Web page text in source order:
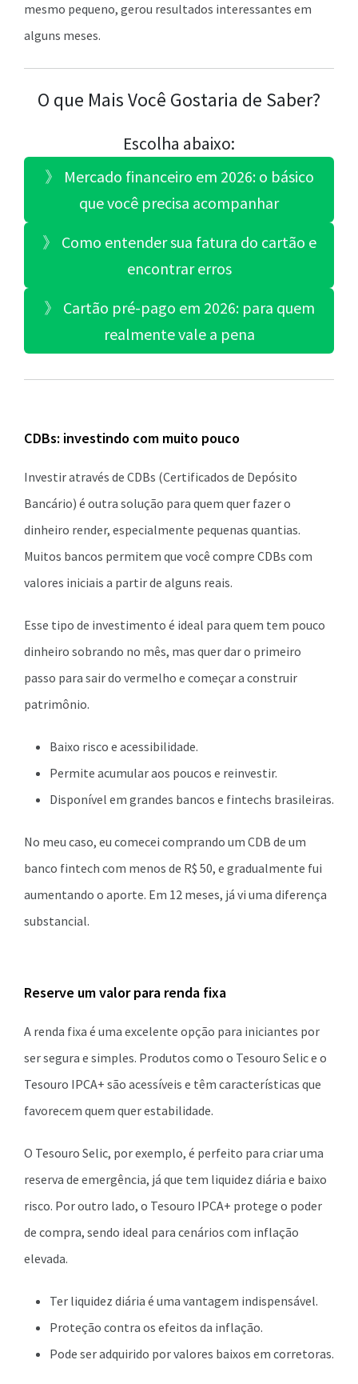
mesmo pequeno, gerou resultados interessantes em
alguns meses.
O que Mais Você Gostaria de Saber?
Escolha abaixo:
》 Mercado financeiro em 2026: o básico
que você precisa acompanhar
》 Como entender sua fatura do cartão e
encontrar erros
》 Cartão pré-pago em 2026: para quem
realmente vale a pena
CDBs: investindo com muito pouco
Investir através de CDBs (Certificados de Depósito
Bancário) é outra solução para quem quer fazer o
dinheiro render, especialmente pequenas quantias.
Muitos bancos permitem que você compre CDBs com
valores iniciais a partir de alguns reais.
Esse tipo de investimento é ideal para quem tem pouco
dinheiro sobrando no mês, mas quer dar o primeiro
passo para sair do vermelho e começar a construir
patrimônio.
Baixo risco e acessibilidade.
Permite acumular aos poucos e reinvestir.
Disponível em grandes bancos e fintechs brasileiras.
No meu caso, eu comecei comprando um CDB de um
banco fintech com menos de R$ 50, e gradualmente fui
aumentando o aporte. Em 12 meses, já vi uma diferença
substancial.
Reserve um valor para renda fixa
A renda fixa é uma excelente opção para iniciantes por
ser segura e simples. Produtos como o Tesouro Selic e o
Tesouro IPCA+ são acessíveis e têm características que
favorecem quem quer estabilidade.
O Tesouro Selic, por exemplo, é perfeito para criar uma
reserva de emergência, já que tem liquidez diária e baixo
risco. Por outro lado, o Tesouro IPCA+ protege o poder
de compra, sendo ideal para cenários com inflação
elevada.
Ter liquidez diária é uma vantagem indispensável.
Proteção contra os efeitos da inflação.
Pode ser adquirido por valores baixos em corretoras.